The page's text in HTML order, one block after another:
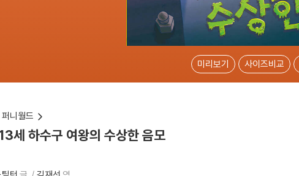
미리보기 사이즈비교
니월드
세 하수구 여왕의 수상한 음모